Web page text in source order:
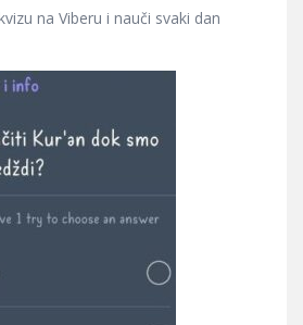
na Viberu i nauči svaki dan